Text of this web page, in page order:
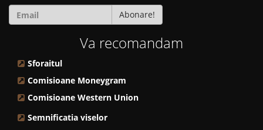
Abonare!
Va recomandam
Sforaitul
Comisioane Moneygram
Comisioane Western Union
Semnificatia viselor